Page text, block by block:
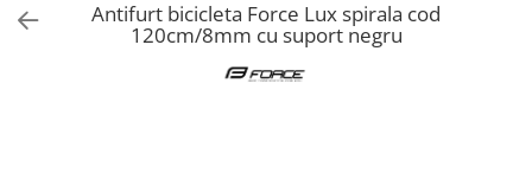
Biciclete dama
Biciclete mountain bike (MTB)
Antifurt bicicleta Force Lux spirala cod
120cm/8mm cu suport negru